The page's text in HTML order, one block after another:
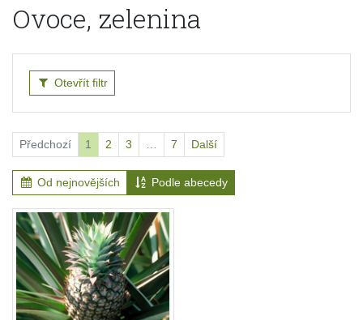
Ovoce, zelenina
Otevřít filtr
Předchozí 1 2 3 7 Další
Od nejnovějších Podle abecedy